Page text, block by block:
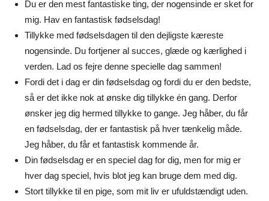
Du er den mest fantastiske ting, der nogensinde er sket for
mig. Hav en fantastisk fødselsdag!
Tillykke med fødselsdagen til den dejligste kæreste
nogensinde. Du fortjener al succes, glæde og kærlighed i
verden. Lad os fejre denne specielle dag sammen!
Fordi det i dag er din fødselsdag og fordi du er den bedste,
så er det ikke nok at ønske dig tillykke én gang. Derfor
ønsker jeg dig hermed tillykke to gange. Jeg håber, du får
en fødselsdag, der er fantastisk på hver tænkelig måde.
Jeg håber, du får et fantastisk kommende år.
Din fødselsdag er en speciel dag for dig, men for mig er
hver dag speciel, hvis blot jeg kan bruge dem med dig.
Stort tillykke til en pige, som mit liv er ufuldstændigt uden.